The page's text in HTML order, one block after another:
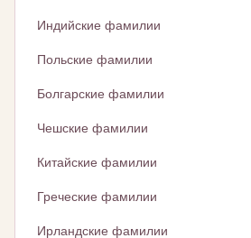
Индийские фамилии
Польские фамилии
Болгарские фамилии
Чешские фамилии
Китайские фамилии
Греческие фамилии
Ирландские фамилии